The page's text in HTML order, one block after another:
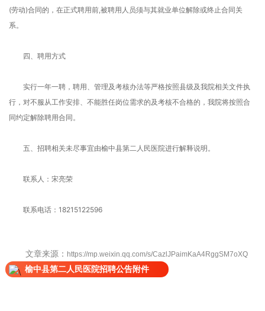
(劳动)合同的，在正式聘用前,被聘用人员须与其就业单位解除或终止合同关
系。
四、聘用方式
实行一年一聘，聘用、管理及考核办法等严格按照县级及我院相关文件执
行，对不服从工作安排、不能胜任岗位需求的及考核不合格的，我院将按照合
同约定解除聘用合同。
五、招聘相关未尽事宜由榆中县第二人民医院进行解释说明。
联系人：宋亮荣
联系电话：18215122596
文章来源： https://mp.weixin.qq.com/s/CazlJPaimKaA4RggSM7oXQ
榆中县第二人民医院招聘公告附件